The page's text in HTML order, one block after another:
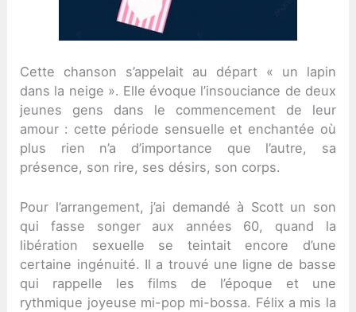
Cette chanson s’appelait au départ « un lapin
dans la neige ». Elle évoque l’insouciance de deux
jeunes gens dans le commencement de leur
amour : cette période sensuelle et enchantée où
plus rien n’a d’importance que l’autre, sa
présence, son rire, ses désirs, son corps.
Pour l’arrangement, j’ai demandé à Scott un son
qui fasse songer aux années 60, quand la
libération sexuelle se teintait encore d’une
certaine ingénuité. Il a trouvé une ligne de basse
qui rappelle les films de l’époque et une
rythmique joyeuse mi-pop mi-bossa. Félix a mis la